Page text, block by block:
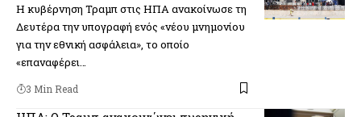
Η κυβέρνηση Τραμπ στις ΗΠΑ ανακοίνωσε τη
Δευτέρα την υπογραφή ενός «νέου μνημονίου
για την εθνική ασφάλεια», το οποίο
«επαναφέρει…
3 Min Read